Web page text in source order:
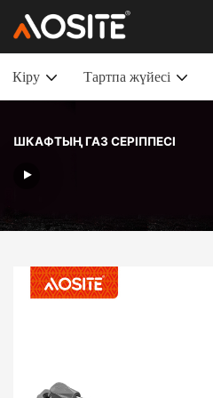
Кіру Тартпа жүйесі
ШКАФТЫҢ ГАЗ СЕРІППЕСІ